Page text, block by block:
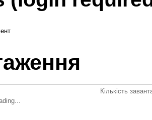
Кількість